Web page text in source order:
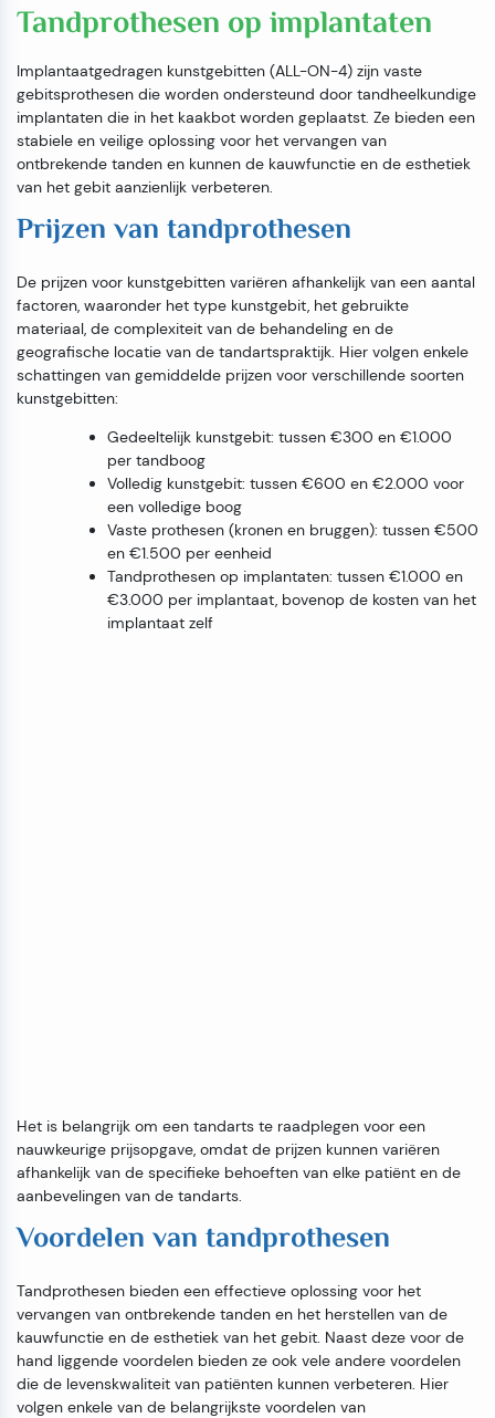
Tandprothesen op implantaten
Implantaatgedragen kunstgebitten (ALL-ON-4) zijn vaste
gebitsprothesen die worden ondersteund door tandheelkundige
implantaten die in het kaakbot worden geplaatst. Ze bieden een
stabiele en veilige oplossing voor het vervangen van
ontbrekende tanden en kunnen de kauwfunctie en de esthetiek
van het gebit aanzienlijk verbeteren.
Prijzen van tandprothesen
De prijzen voor kunstgebitten variëren afhankelijk van een aantal
factoren, waaronder het type kunstgebit, het gebruikte
materiaal, de complexiteit van de behandeling en de
geografische locatie van de tandartspraktijk. Hier volgen enkele
schattingen van gemiddelde prijzen voor verschillende soorten
kunstgebitten:
Gedeeltelijk kunstgebit: tussen €300 en €1.000
per tandboog
Volledig kunstgebit: tussen €600 en €2.000 voor
een volledige boog
Vaste prothesen (kronen en bruggen): tussen €500
en €1.500 per eenheid
Tandprothesen op implantaten: tussen €1.000 en
€3.000 per implantaat, bovenop de kosten van het
implantaat zelf
Het is belangrijk om een tandarts te raadplegen voor een
nauwkeurige prijsopgave, omdat de prijzen kunnen variëren
afhankelijk van de specifieke behoeften van elke patiënt en de
aanbevelingen van de tandarts.
Voordelen van tandprothesen
Tandprothesen bieden een effectieve oplossing voor het
vervangen van ontbrekende tanden en het herstellen van de
kauwfunctie en de esthetiek van het gebit. Naast deze voor de
hand liggende voordelen bieden ze ook vele andere voordelen
die de levenskwaliteit van patiënten kunnen verbeteren. Hier
volgen enkele van de belangrijkste voordelen van